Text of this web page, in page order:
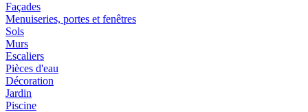
Façades
Menuiseries, portes et fenêtres
Sols
Murs
Escaliers
Pièces d'eau
Décoration
Jardin
Piscine